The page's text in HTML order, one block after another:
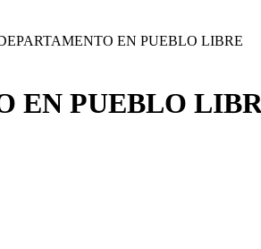
EN PUEBLO LIBRE
EN PUEBLO